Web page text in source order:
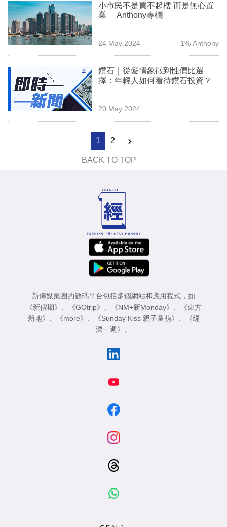
小市民不是買不起樓 而是無心置
業︳ Anthony專欄
24 May 2024 1% Anthony
鑽石｜從愛情象徵到性價比選
擇：年輕人如何看待鑽石投資？
20 May 2024
1 2
BACK TO TOP
新傳媒集團的數碼平台包括多個網站和應用程式，如
《新假期》 、 《GOtrip》 、 《NM+新Monday》 、
《東方
新地》 、 《more》 、 《Sunday Kiss 親子童萌》 、
《經
濟一週》 。